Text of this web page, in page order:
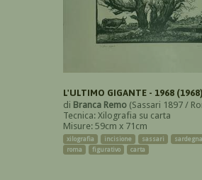
L'ULTIMO GIGANTE - 1968 (1968)
di Branca Remo (Sassari 1897 /
Tecnica: Xilografia su carta
Misure: 59cm x 71cm
xilografia incisione sassari sardegna
roma
figurativo carta